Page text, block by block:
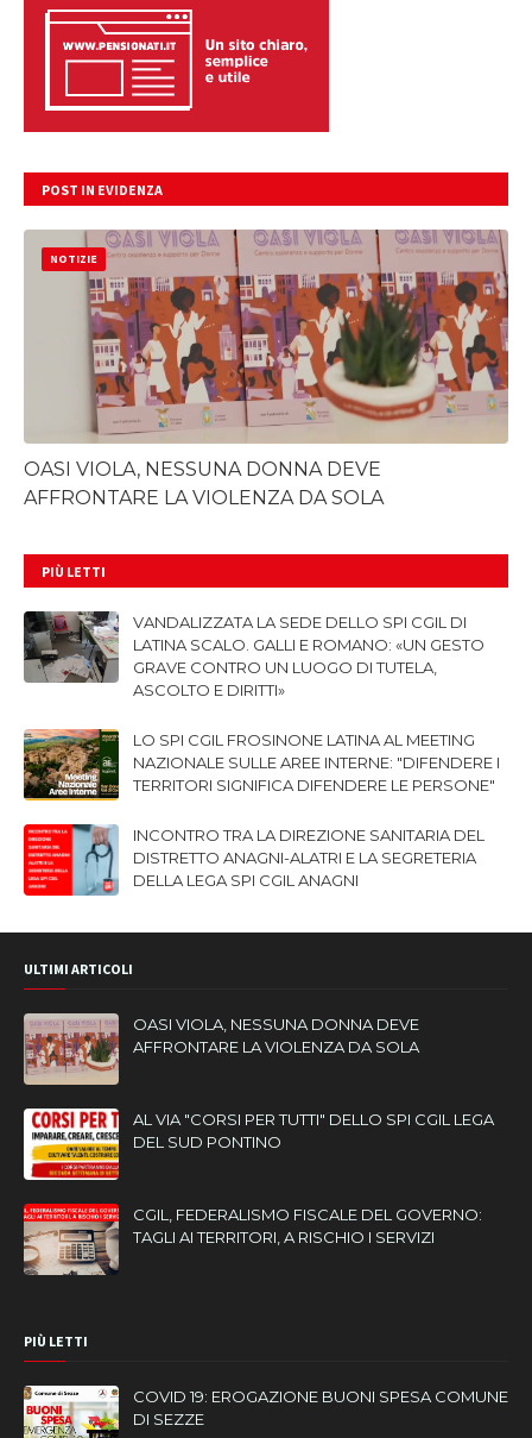
POST IN EVIDENZA
NOTIZIE
OASI VIOLA, NESSUNA DONNA DEVE
AFFRONTARE LA VIOLENZA DA SOLA
PIÙ LETTI
VANDALIZZATA LA SEDE DELLO SPI CGIL DI
LATINA SCALO. GALLI E ROMANO: «UN GESTO
GRAVE CONTRO UN LUOGO DI TUTELA,
ASCOLTO E DIRITTI»
LO SPI CGIL FROSINONE LATINA AL MEETING
NAZIONALE SULLE AREE INTERNE: "DIFENDERE I
TERRITORI SIGNIFICA DIFENDERE LE PERSONE"
INCONTRO TRA LA DIREZIONE SANITARIA DEL
DISTRETTO ANAGNI-ALATRI E LA SEGRETERIA
DELLA LEGA SPI CGIL ANAGNI
ULTIMI ARTICOLI
OASI VIOLA, NESSUNA DONNA DEVE
AFFRONTARE LA VIOLENZA DA SOLA
AL VIA "CORSI PER TUTTI" DELLO SPI CGIL LEGA
DEL SUD PONTINO
CGIL, FEDERALISMO FISCALE DEL GOVERNO:
TAGLI AI TERRITORI, A RISCHIO I SERVIZI
PIÙ LETTI
COVID 19: EROGAZIONE BUONI SPESA COMUNE
DI SEZZE